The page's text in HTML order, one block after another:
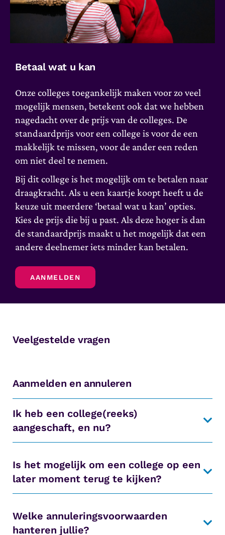
Betaal wat u kan
Onze colleges toegankelijk maken voor zo veel
mogelijk mensen, betekent ook dat we hebben
nagedacht over de prijs van de colleges. De
standaardprijs voor een college is voor de een
makkelijk te missen, voor de ander een reden
om niet deel te nemen.
Bij dit college is het mogelijk om te betalen naar
draagkracht. Als u een kaartje koopt heeft u de
keuze uit meerdere ‘betaal wat u kan’ opties.
Kies de prijs die bij u past. Als deze hoger is dan
de standaardprijs maakt u het mogelijk dat een
andere deelnemer iets minder kan betalen.
AANMELDEN
Veelgestelde vragen
Aanmelden en annuleren
Ik heb een college(reeks)
aangeschaft, en nu?
Is het mogelijk om een college op een
later moment terug te kijken?
Welke annuleringsvoorwaarden
hanteren jullie?